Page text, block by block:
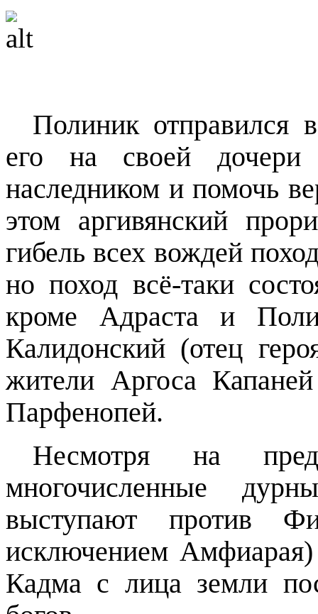
Полиник отправился
его на своей
наследником и помочь
этом аргивянский
гибель всех вождей
но поход всё-таки
кроме Адраста и
Калидонский (отец
жители Аргоса
Парфенопей.
Несмотря на
многочисленные
выступают против
исключением Амфиарая)
Кадма с лица земли